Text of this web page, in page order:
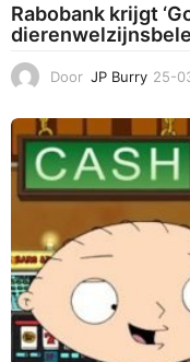
Rabobank krijgt
Door JP Burry 25-